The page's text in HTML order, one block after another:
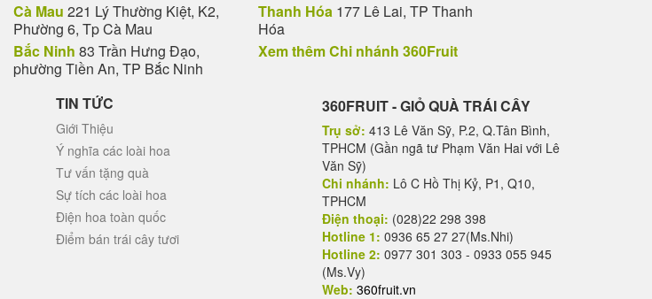
Cà Mau 221 Lý Thường Kiệt, K2,
Phường 6, Tp Cà Mau
Bắc Ninh 83 Trần Hưng Đạo,
phường Tiền An, TP Bắc Ninh
Thanh Hóa 177 Lê Lai, TP Thanh
Hóa
Xem thêm Chi nhánh 360Fruit
TIN TỨC
Giới Thiệu
Ý nghĩa các loài hoa
Tư vấn tặng quà
Sự tích các loài hoa
Điện hoa toàn quốc
Điểm bán trái cây tươi
360FRUIT - GIỎ QUÀ TRÁI CÂY
Trụ sở: 413 Lê Văn Sỹ, P.2, Q.Tân Bình,
TPHCM (Gần ngã tư Phạm Văn Hai với Lê
Văn Sỹ)
Chi nhánh: Lô C Hồ Thị Kỷ, P1, Q10,
TPHCM
Điện thoại: (028)22 298 398
Hotline 1: 0936 65 27 27(Ms.Nhi)
Hotline 2: 0977 301 303 - 0933 055 945
(Ms.Vy)
Web: 360fruit.vn